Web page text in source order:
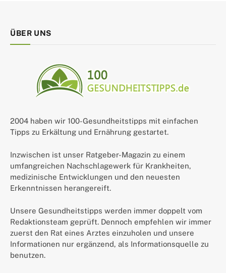
ÜBER UNS
2004 haben wir 100-Gesundheitstipps mit einfachen
Tipps zu Erkältung und Ernährung gestartet.
Inzwischen ist unser Ratgeber-Magazin zu einem
umfangreichen Nachschlagewerk für Krankheiten,
medizinische Entwicklungen und den neuesten
Erkenntnissen herangereift.
Unsere Gesundheitstipps werden immer doppelt vom
Redaktionsteam geprüft. Dennoch empfehlen wir immer
zuerst den Rat eines Arztes einzuholen und unsere
Informationen nur ergänzend, als Informationsquelle zu
benutzen.